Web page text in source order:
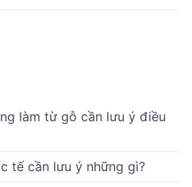
làm từ gỗ cần lưu ý điều
tế cần lưu ý những gì?